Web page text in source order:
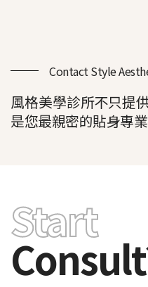
Contact Style
風格美學診所不只提
是您最親密的貼身專
Start